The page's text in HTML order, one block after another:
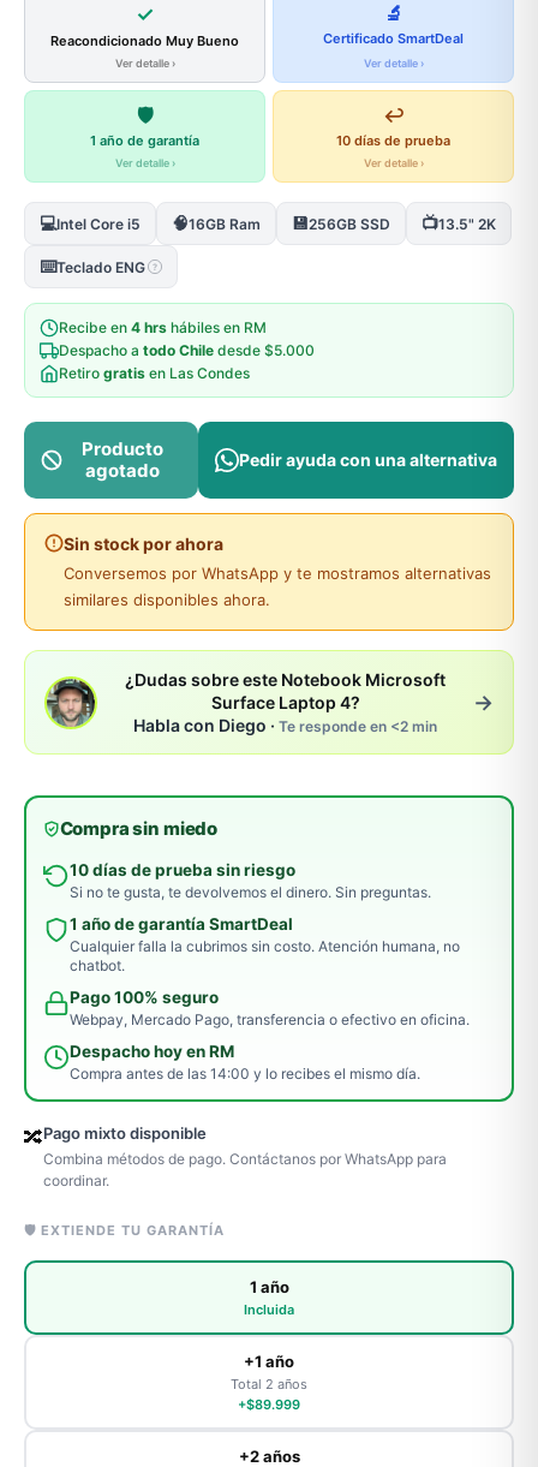
✓
Reacondicionado Muy Bueno
Ver detalle ›
🔬
Certificado SmartDeal
Ver detalle ›
🛡️
1 año de garantía
Ver detalle ›
↩️
10 días de prueba
Ver detalle ›
💻Intel Core i5 🧠16GB Ram 💾256GB SSD 📺13.5" 2K
⌨️Teclado ENG ?
Recibe en 4 hrs hábiles en RM
Despacho a todo Chile desde $5.000
Retiro gratis en Las Condes
Producto
agotado
Pedir ayuda con una alternativa
Sin stock por ahora
Conversemos por WhatsApp y te mostramos alternativas
similares disponibles ahora.
¿Dudas sobre este Notebook Microsoft
Surface Laptop 4?
Habla con Diego · Te responde en <2 min
→
Compra sin miedo
10 días de prueba sin riesgo
Si no te gusta, te devolvemos el dinero. Sin preguntas.
1 año de garantía SmartDeal
Cualquier falla la cubrimos sin costo. Atención humana, no
chatbot.
Pago 100% seguro
Webpay, Mercado Pago, transferencia o efectivo en oficina.
Despacho hoy en RM
Compra antes de las 14:00 y lo recibes el mismo día.
🔀Pago mixto disponible
Combina métodos de pago. Contáctanos por WhatsApp para
coordinar.
🛡️ EXTIENDE TU GARANTÍA
1 año
Incluida
+1 año
Total 2 años
+$89.999
+2 años